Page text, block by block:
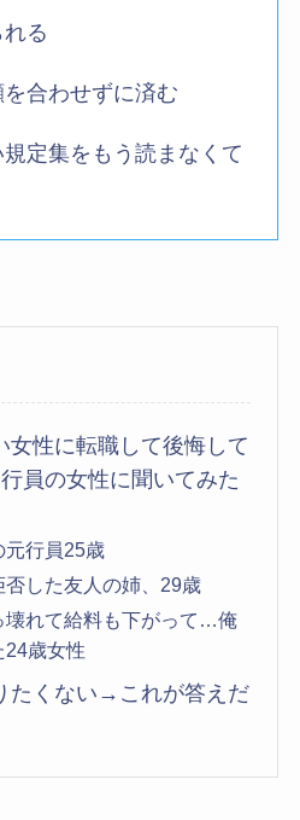
る
を合わせずに済む
規定集をもう読まなくて
女性に転職して後悔して
員の女性に聞いてみた
行員25歳
した友人の姉、29歳
れて給料も下がって…俺
24歳女性
たくない→これが答えだ